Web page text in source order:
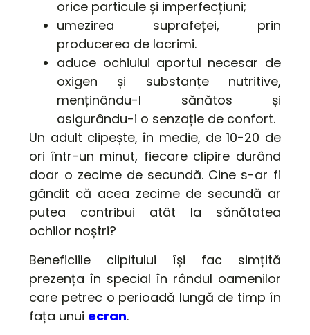
orice particule și imperfecțiuni;
umezirea suprafeței, prin
producerea de lacrimi.
aduce ochiului aportul necesar de
oxigen și substanțe nutritive,
menținându-l sănătos și
asigurându-i o senzație de confort.
Un adult clipește, în medie, de 10-20 de
ori într-un minut, fiecare clipire durând
doar o zecime de secundă. Cine s-ar fi
gândit că acea zecime de secundă ar
putea contribui atât la sănătatea
ochilor noștri?
Beneficiile clipitului își fac simțită
prezența în special în rândul oamenilor
care petrec o perioadă lungă de timp în
fața unui ecran.